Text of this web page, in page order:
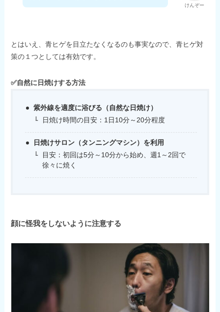
けんぞー
とはいえ、青ヒゲを目立たなくなるのも事実なので、青ヒゲ対
策の１つとしては有効です。
✅自然に日焼けする方法
紫外線を適度に浴びる（自然な日焼け）
日焼け時間の目安：1日10分～20分程度
日焼けサロン（タンニングマシン）を利用
目安：初回は5分～10分から始め、週1～2回で
徐々に焼く
顔に怪我をしないように注意する